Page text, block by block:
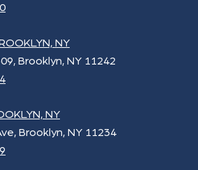
NY
Brooklyn, NY 11242
NY
Brooklyn, NY 11234